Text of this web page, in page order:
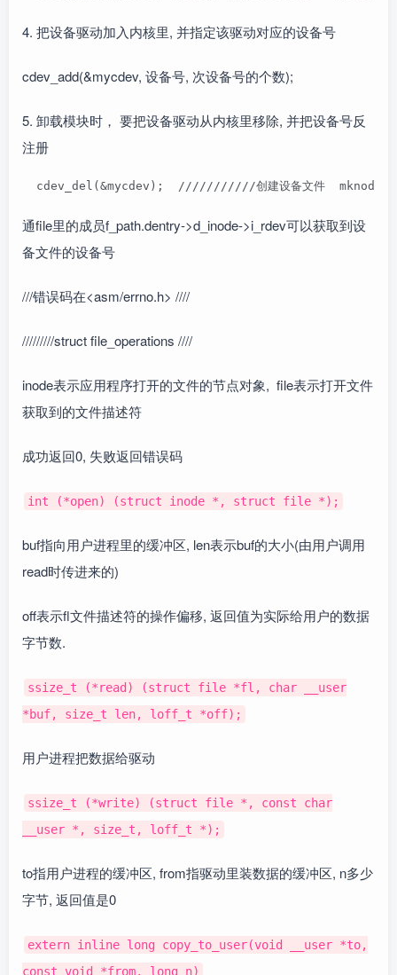
4. 把设备驱动加入内核里, 并指定该驱动对应的设备号
cdev_add(&mycdev, 设备号, 次设备号的个数);
5. 卸载模块时， 要把设备驱动从内核里移除, 并把设备号反
注册
cdev_del(&mycdev);  ///////////创建设备文件  mknod /
通file里的成员f_path.dentry->d_inode->i_rdev可以获取到设
备文件的设备号
///错误码在<asm/errno.h> ////
/////////struct file_operations ////
inode表示应用程序打开的文件的节点对象, file表示打开文件
获取到的文件描述符
成功返回0, 失败返回错误码
int (*open) (struct inode *, struct file *);
buf指向用户进程里的缓冲区, len表示buf的大小(由用户调用
read时传进来的)
off表示fl文件描述符的操作偏移, 返回值为实际给用户的数据
字节数.
ssize_t (*read) (struct file *fl, char __user
*buf, size_t len, loff_t *off);
用户进程把数据给驱动
ssize_t (*write) (struct file *, const char
__user *, size_t, loff_t *);
to指用户进程的缓冲区, from指驱动里装数据的缓冲区, n多少
字节, 返回值是0
extern inline long copy_to_user(void __user *to,
const void *from, long n)